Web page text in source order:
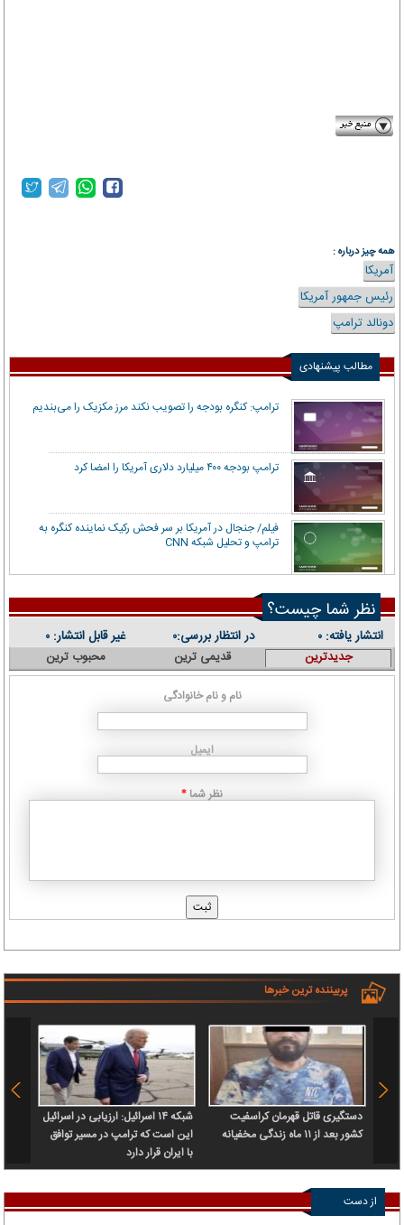
همه چیز درباره :
آمریکا
رئیس جمهور آمریکا
دونالد ترامپ
مطالب پیشنهادی
ترامپ: کنگره بودجه را تصویب نکند مرز مکزیک را می‌بندیم
ترامپ بودجه ۴۰۰ میلیارد دلاری آمریکا را امضا کرد
فیلم/ جنجال در آمریکا بر سر فحش رکیک نماینده کنگره به
ترامپ و تحلیل شبکه CNN
نظر شما چیست؟
انتشار یافته: ۰ در انتظار بررسی:۰ غیر قابل انتشار: ۰
جدیدترین قدیمی ترین محبوب ترین
نام و نام خانوادگی
ایمیل
نظر شما *
پربیننده ترین خبرها
دستگیری قاتل قهرمان کراسفیت
کشور بعد از ۱۱ ماه زندگی مخفیانه
شبکه ۱۴ اسرائیل: ارزیابی در اسرائیل
این است که ترامپ در مسیر توافق
با ایران قرار دارد
از دست
ندهید